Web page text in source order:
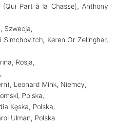
(Qui Part à la Chasse), Anthony
Szwecja,
Simchovitch, Keren Or Zelingher,
Rosja,
Leonard Mink, Niemcy,
Polska,
Kęska, Polska,
Ulman, Polska.